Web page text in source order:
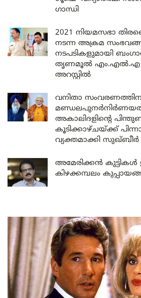
ഗാന്ധി
2021 നിയമസഭാ
നടന്ന അക്രമ
നടപടികളുമായി
തൃണമൂൽ എം.എൽ.എ
അറസ്റ്റിൽ
വനിതാ
അകാലിദളിന്റെ
കൂടിക്കാഴ്ചയ്ക്ക്
വ്യക്തമാക്കി
അമേരിക്കൻ കുട്ടികൾ
കിഴക്കമ്പലം